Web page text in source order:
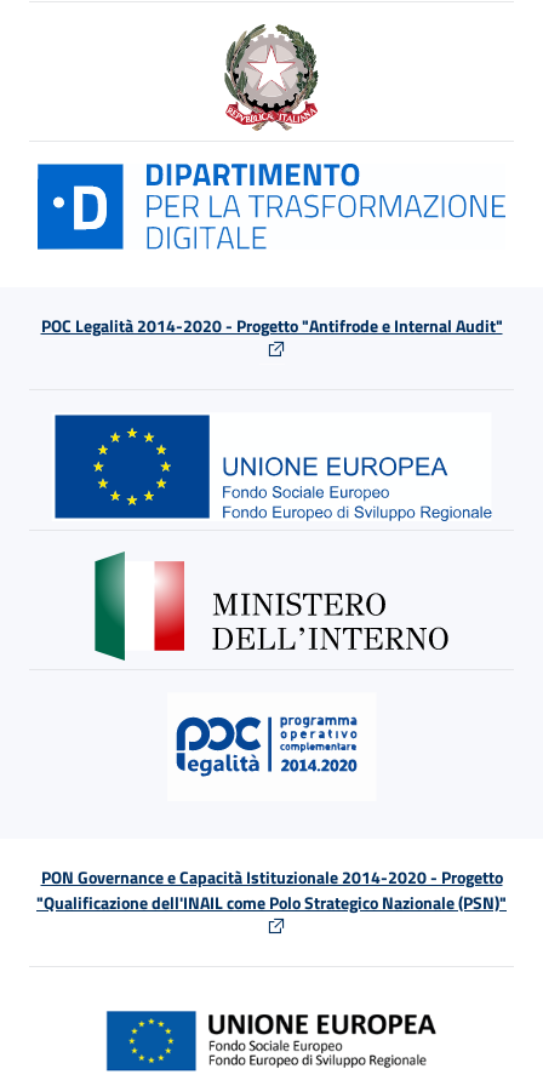
POC Legalità 2014-2020 - Progetto "Antifrode e Internal Audit"
PON Governance e Capacità Istituzionale 2014-2020 - Progetto
"Qualificazione dell'INAIL come Polo Strategico Nazionale (PSN)"